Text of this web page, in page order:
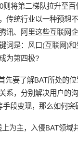
则将第二梯队拉升至百
传统行业以一种预想
讯、阿里这些互联网
词是：风口(互联网)和
为第四极?
先要了解BAT所处的
系，分别解决用户的
手段变现，那么如何突
上为主，入侵BAT领域